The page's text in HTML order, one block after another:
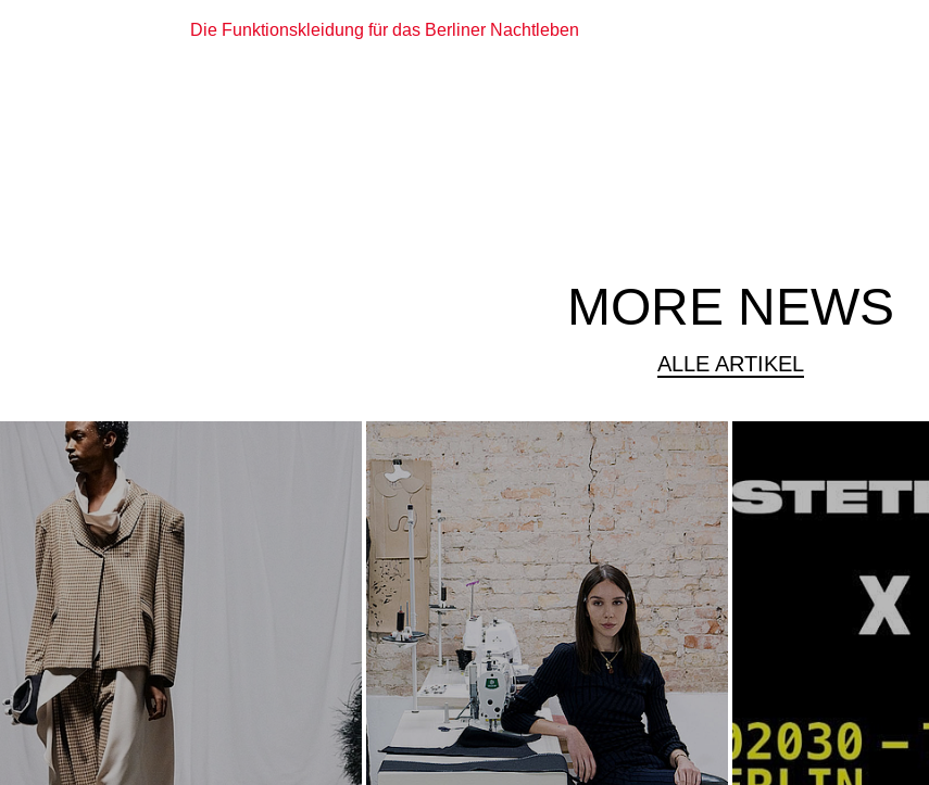
Die Funktionskleidung für das Berliner Nachtleben
MORE NEWS
ALLE ARTIKEL